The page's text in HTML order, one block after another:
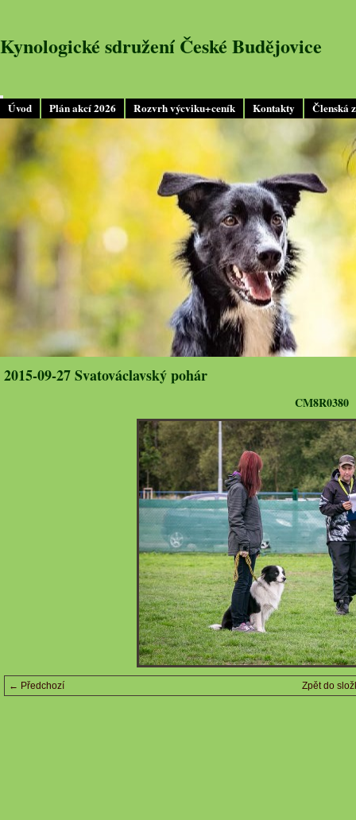
Úvod Plán akcí 2026 Rozvrh výcviku+ceník Kontakty Členská
Kynologické sdružení České Budějovice
2015-09-27 Svatováclavský pohár
CM8R0380
← Předchozí Zpět do